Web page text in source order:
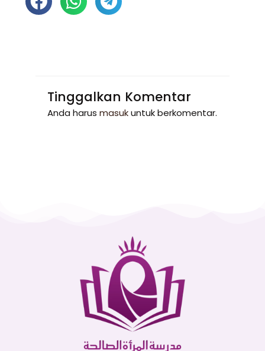
Tinggalkan Komentar
Anda harus masukuntuk berkomentar.